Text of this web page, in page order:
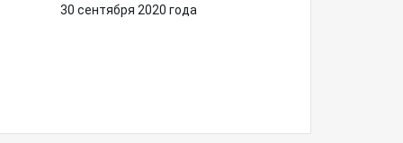
30 сентября 2020 года